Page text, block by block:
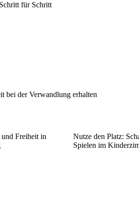
für Schritt
bei der Verwandlung erhalten
Freiheit in
Nutze den Platz:
Spielen im